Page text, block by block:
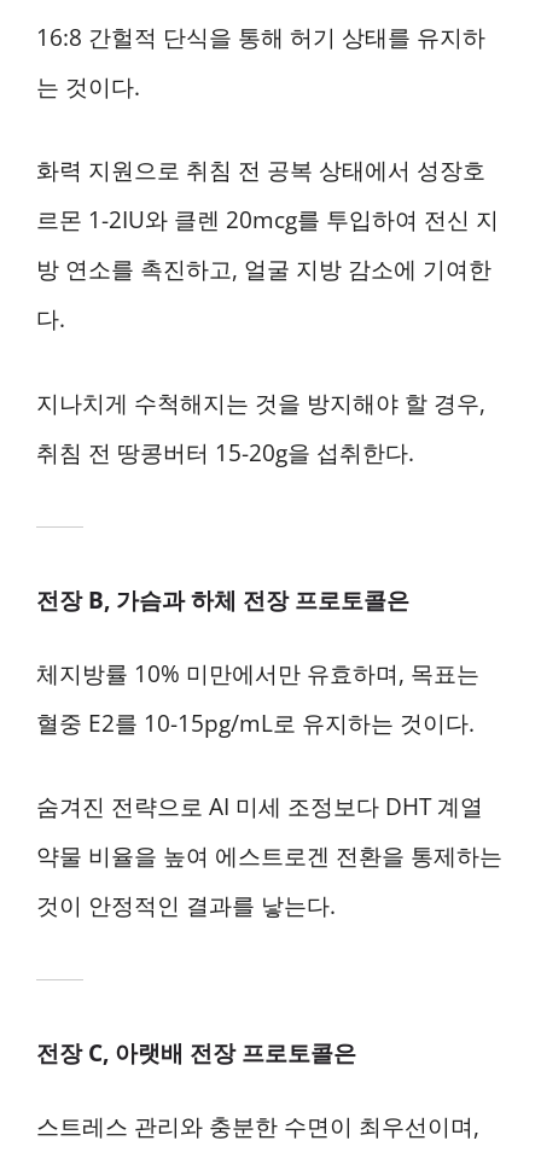
16:8 간헐적 단식을 통해 허기 상태를 유지하
는 것이다.
화력 지원으로 취침 전 공복 상태에서 성장호
르몬 1-2IU와 클렌 20mcg를 투입하여 전신 지
방 연소를 촉진하고, 얼굴 지방 감소에 기여한
다.
지나치게 수척해지는 것을 방지해야 할 경우,
취침 전 땅콩버터 15-20g을 섭취한다.
전장 B, 가슴과 하체 전장 프로토콜은
체지방률 10% 미만에서만 유효하며, 목표는
혈중 E2를 10-15pg/mL로 유지하는 것이다.
숨겨진 전략으로 AI 미세 조정보다 DHT 계열
약물 비율을 높여 에스트로겐 전환을 통제하는
것이 안정적인 결과를 낳는다.
전장 C, 아랫배 전장 프로토콜은
스트레스 관리와 충분한 수면이 최우선이며,